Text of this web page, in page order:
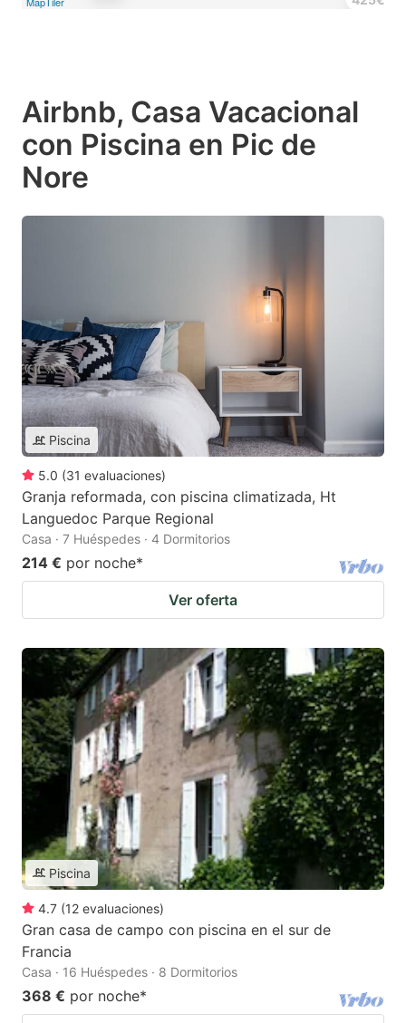
Airbnb, Casa Vacacional
con Piscina en Pic de
Nore
Piscina
5.0 (31 evaluaciones)
Granja reformada, con piscina climatizada, Ht
Languedoc Parque Regional
Casa · 7 Huéspedes · 4 Dormitorios
214 € por noche*
Ver oferta
Piscina
4.7 (12 evaluaciones)
Gran casa de campo con piscina en el sur de
Francia
Casa · 16 Huéspedes · 8 Dormitorios
368 € por noche*